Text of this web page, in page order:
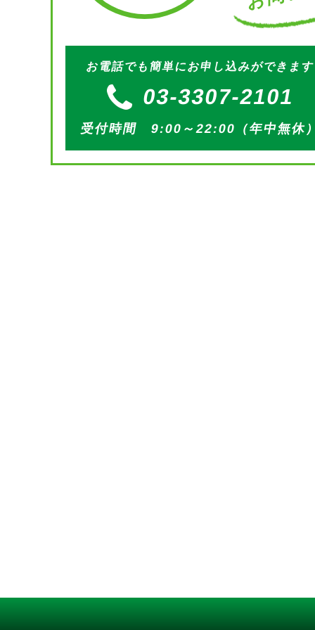
お電話でも簡単にお申し込みができます
03-3307-2101
受付時間 9:00～22:00（年中無休